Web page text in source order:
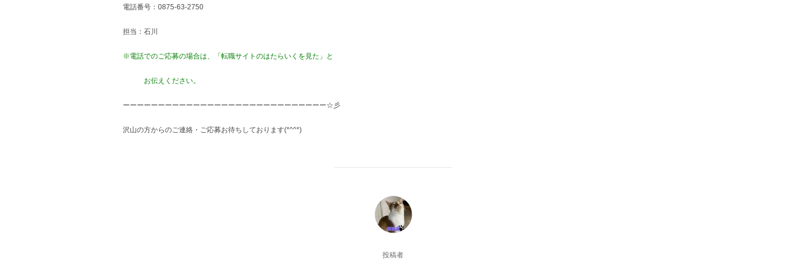
電話番号：0875-63-2750
担当：石川
※電話でのご応募の場合は、「転職サイトのはたらいくを見た」と
お伝えください。
ーーーーーーーーーーーーーーーーーーーーーーーーーーーーー☆彡
沢山の方からのご連絡・ご応募お待ちしております(*^^*)
投稿者
投稿者